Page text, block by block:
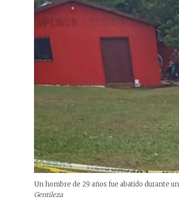
Un hombre de 29 años fue abatido durante
Gentileza